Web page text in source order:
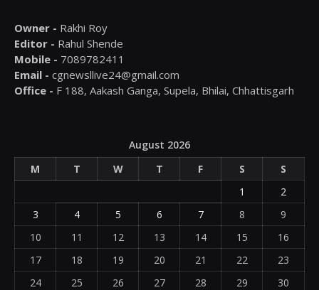
Owner - Rakhi Roy
Editor - Rahul Shende
Mobile - 7089782411
Email - cgnewsllive24@gmail.com
Office - F 188, Aakash Ganga, Supela, Bhilai, Chhattisgarh
August 2026
M
T W T F S
S
1
2
3
4 5 6 7 8
9
10
11 12 13 14 15
16
17
18 19 20 21 22
23
24
25 26 27 28 29 30